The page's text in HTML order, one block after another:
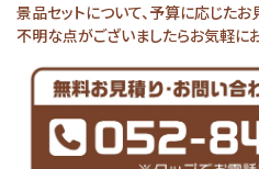
景品セットについて、予算に応じた
不明な点がございましたらお気軽に